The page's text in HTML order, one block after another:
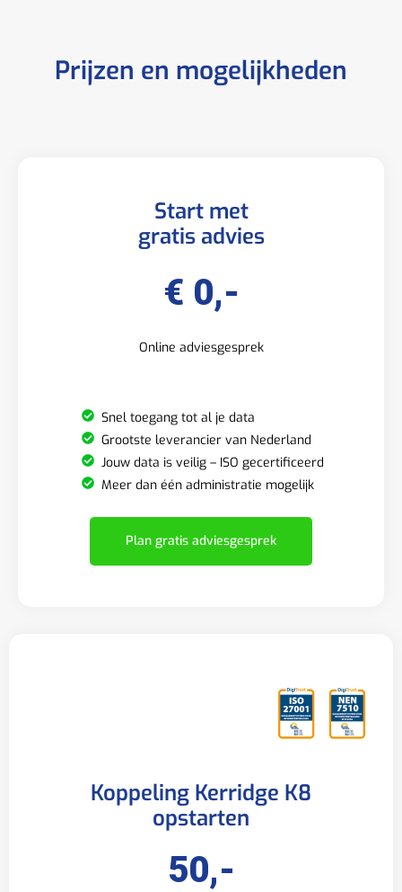
Prijzen en mogelijkheden
Start met
gratis advies
€ 0,-
Online adviesgesprek
Snel toegang tot al je data
Grootste leverancier van Nederland
Jouw data is veilig – ISO gecertificeerd
Meer dan één administratie mogelijk
Plan gratis adviesgesprek
Koppeling Kerridge K8
opstarten
50,-